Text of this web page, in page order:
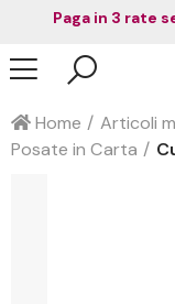
Paga in 3 rate
Home
Articoli
Posate in Carta